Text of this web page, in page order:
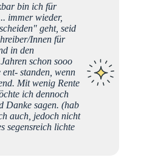
bin ich für
immer wieder,
geht, seid
Innen für
in den
schon sooo
standen, wenn
Mit wenig Rente
ich dennoch
Danke sagen. (hab
auch, jedoch nicht
segensreich lichte